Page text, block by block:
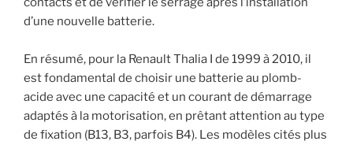
d’une nouvelle batterie.
En résumé, pour la Renault Thalia I de 1999 à 2010, il
est fondamental de choisir une batterie au plomb-
acide avec une capacité et un courant de démarrage
adaptés à la motorisation, en prêtant attention au type
de fixation (B13, B3, parfois B4). Les modèles cités plus